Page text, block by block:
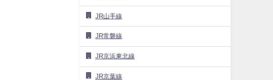
JR山手線
JR常磐線
JR京浜東北線
JR京葉線